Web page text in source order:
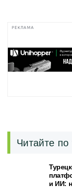
РЕКЛАМА
Читайте по
и ИИ: